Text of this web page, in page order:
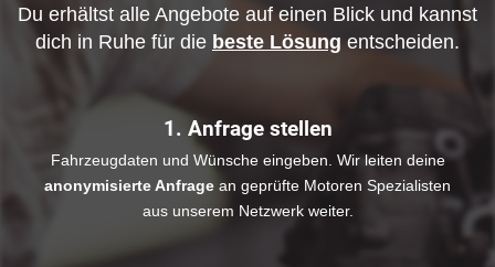
Du erhältst alle Angebote auf einen Blick und kannst
dich in Ruhe für die beste Lösung entscheiden.
1. Anfrage stellen
Fahrzeugdaten und Wünsche eingeben. Wir leiten deine
anonymisierte Anfrage an geprüfte Motoren Spezialisten
aus unserem Netzwerk weiter.